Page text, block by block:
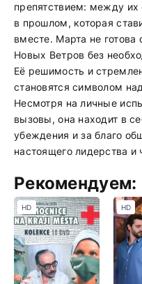
препятствием: между
в прошлом, которая
вместе. Марта не готова
Новых Ветров без
Её решимость и
становятся символом
Несмотря на личные
вызовы, она находит в
убеждения и за благо
настоящего лидерства и
Рекомендуем:
HD HD